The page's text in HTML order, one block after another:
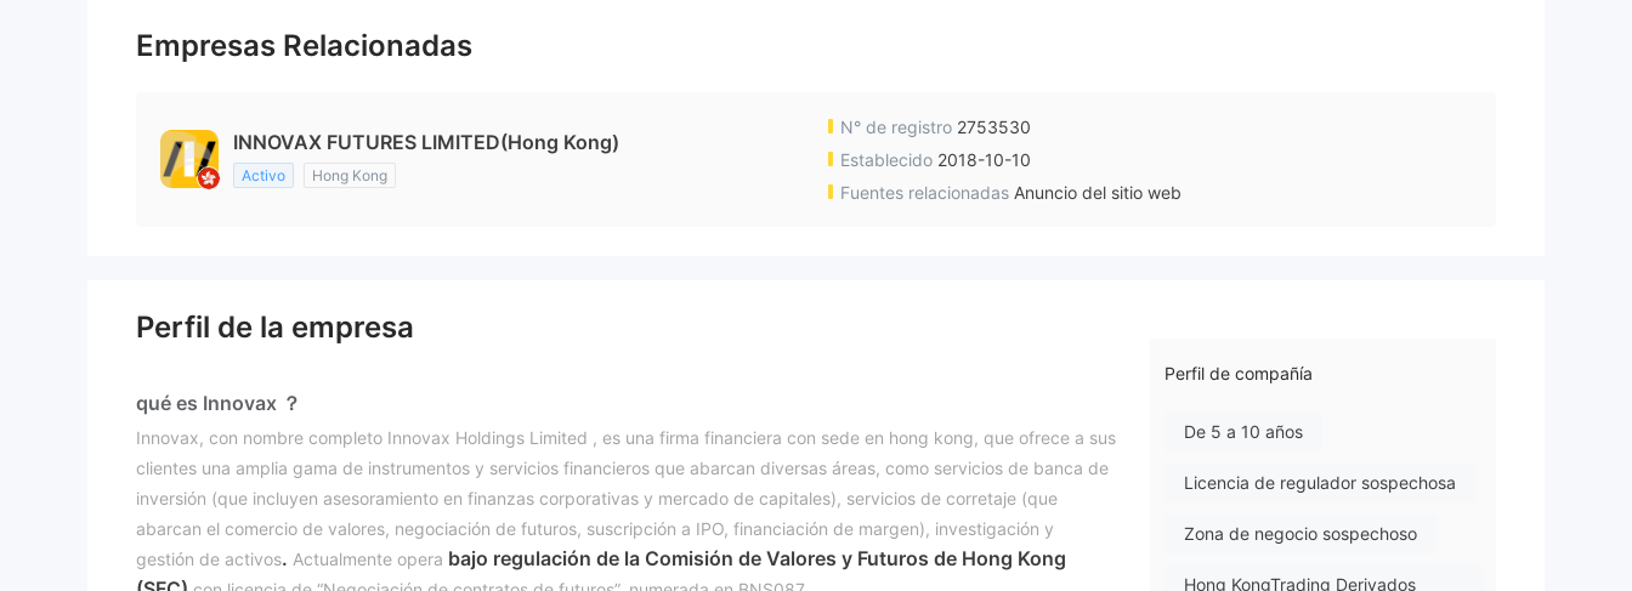
Empresas Relacionadas
INNOVAX FUTURES LIMITED(Hong Kong)
Activo Hong Kong
N° de registro 2753530
Establecido 2018-10-10
Fuentes relacionadas Anuncio del sitio web
Perfil de la empresa
qué es Innovax ？
Innovax, con nombre completo Innovax Holdings Limited , es una firma financiera con sede en hong kong, que ofrece a sus
clientes una amplia gama de instrumentos y servicios financieros que abarcan diversas áreas, como servicios de banca de
inversión (que incluyen asesoramiento en finanzas corporativas y mercado de capitales), servicios de corretaje (que
abarcan el comercio de valores, negociación de futuros, suscripción a IPO, financiación de margen), investigación y
gestión de activos. Actualmente opera bajo regulación de la Comisión de Valores y Futuros de Hong Kong
Perfil de compañía
De 5 a 10 años
Licencia de regulador sospechosa
Zona de negocio sospechoso
Hong KongTrading Derivados